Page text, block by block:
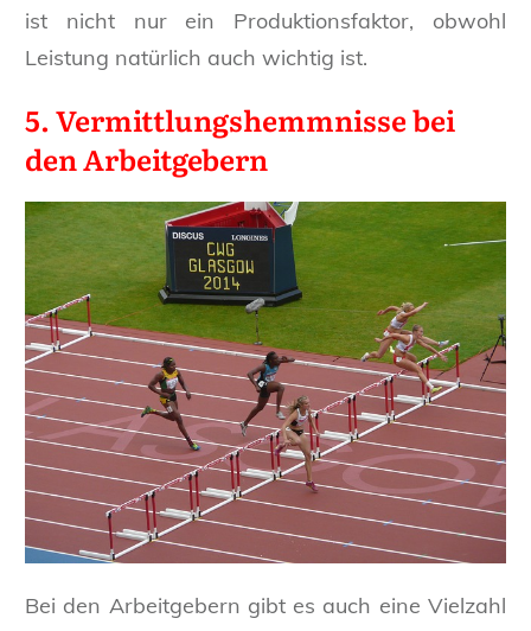
ist nicht nur ein Produktionsfaktor, obwohl
Leistung natürlich auch wichtig ist.
5. Vermittlungshemmnisse bei
den Arbeitgebern
Bei den Arbeitgebern gibt es auch eine Vielzahl